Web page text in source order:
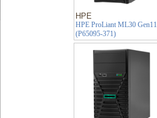
HPE
HPE ProLiant ML30 Gen11
(P65095-371)